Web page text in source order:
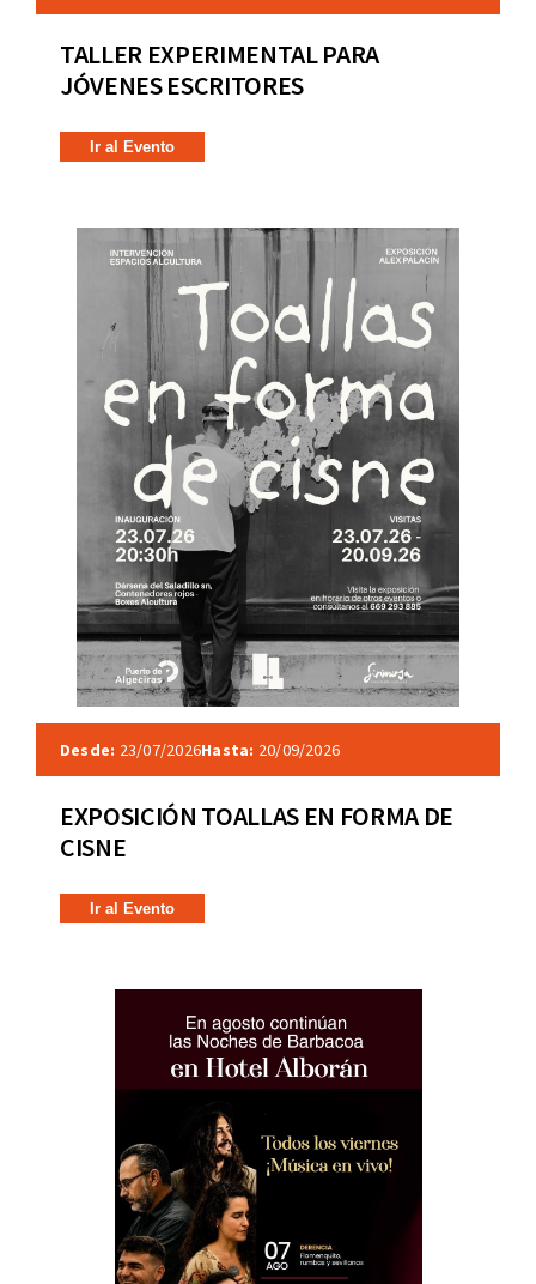
TALLER EXPERIMENTAL PARA
JÓVENES ESCRITORES
Ir al Evento
Desde: 23/07/2026Hasta: 20/09/2026
EXPOSICIÓN TOALLAS EN FORMA DE
CISNE
Ir al Evento